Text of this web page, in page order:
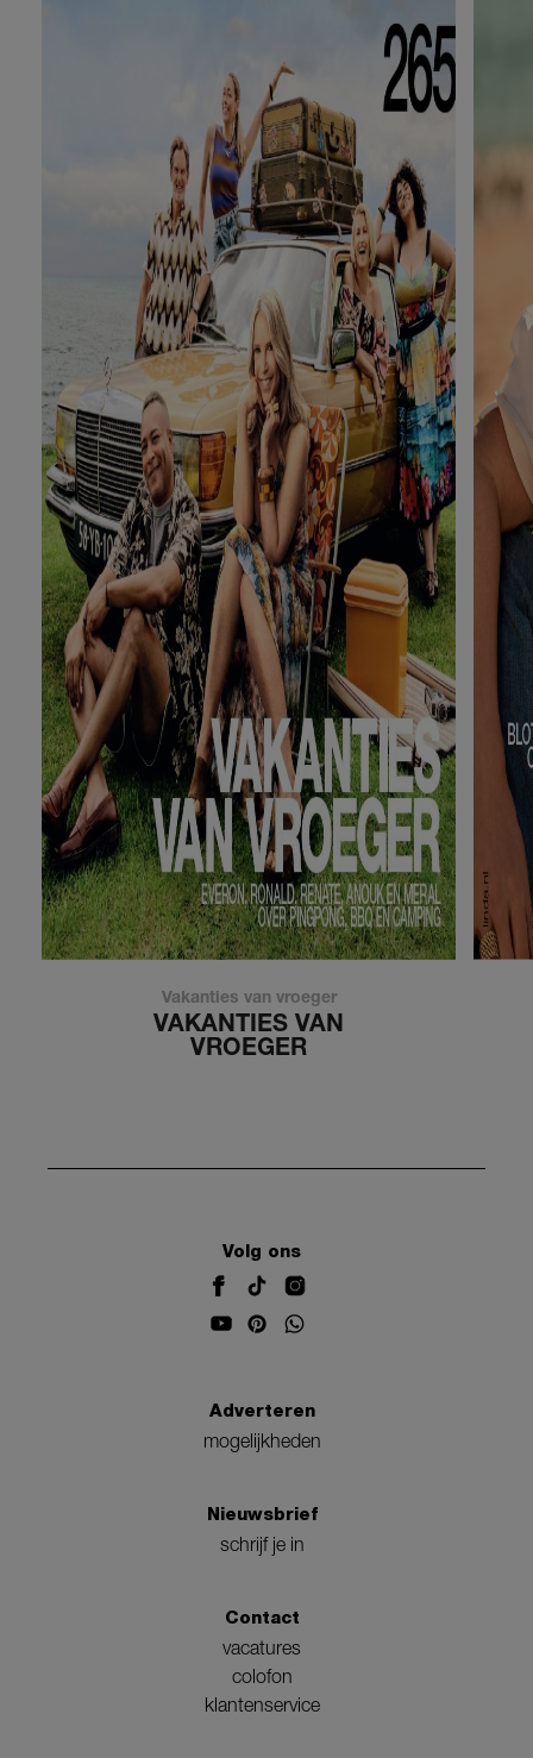
Vakanties van vroeger
VAKANTIES VAN
VROEGER
Volg ons
Adverteren
mogelijkheden
Nieuwsbrief
schrijf je in
Contact
vacatures
colofon
klantenservice